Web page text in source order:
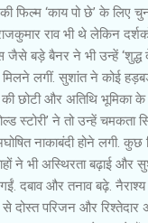
फिल्म ‘काय पो छे’ के लिए
राव भी थे लेकिन
जैसे बड़े बैनर ने भी उन्हें ‘शुद्ध
लगीं. सुशांत ने कोई
की छोटी और अतिथि भूमिका
स्टोरी’ ने तो उन्हें चमकता
नाकाबंदी होने लगी.
ने भी अस्थिरता बढ़ाई और
दबाव और तनाव बढ़े.
से दोस्त परिजन और